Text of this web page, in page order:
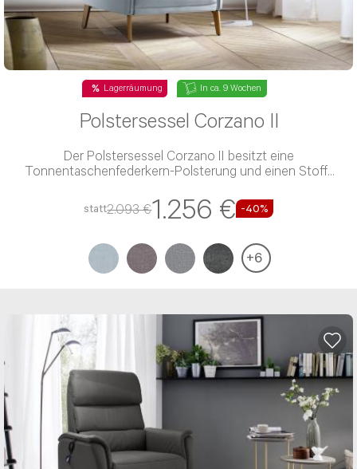
Lagerräumung In ca. 9 Wochen
Polstersessel Corzano II
Der Polstersessel Corzano II besitzt eine
Tonnentaschenfederkern-Polsterung und einen Stoff-
statt2.093 €1.256 € -40%
+6